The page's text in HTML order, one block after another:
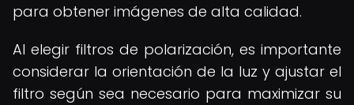
para obtener imágenes de alta calidad.
Al elegir filtros de polarización, es importante
considerar la orientación de la luz y ajustar el
filtro según sea necesario para maximizar su